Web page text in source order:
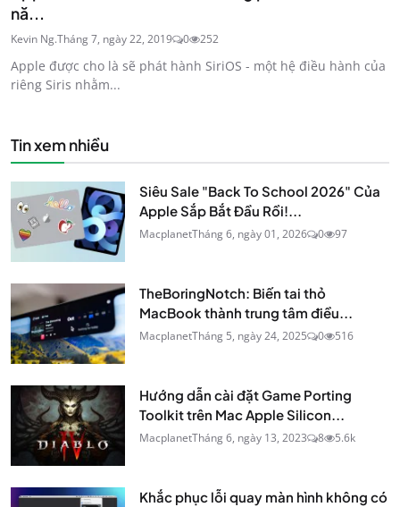
nă...
Kevin Ng.Tháng 7, ngày 22, 2019 0 252
Apple được cho là sẽ phát hành SiriOS - một hệ điều hành của
riêng Siris nhằm...
Tin xem nhiều
Siêu Sale "Back To School 2026" Của
Apple Sắp Bắt Đầu Rồi!...
MacplanetTháng 6, ngày 01, 2026 0 97
TheBoringNotch: Biến tai thỏ
MacBook thành trung tâm điều...
MacplanetTháng 5, ngày 24, 2025 0 516
Hướng dẫn cài đặt Game Porting
Toolkit trên Mac Apple Silicon...
MacplanetTháng 6, ngày 13, 2023 8 5.6k
Khắc phục lỗi quay màn hình không có